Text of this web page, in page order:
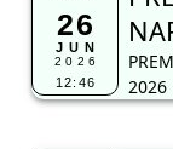
26
JUN
2026
12:46
2026